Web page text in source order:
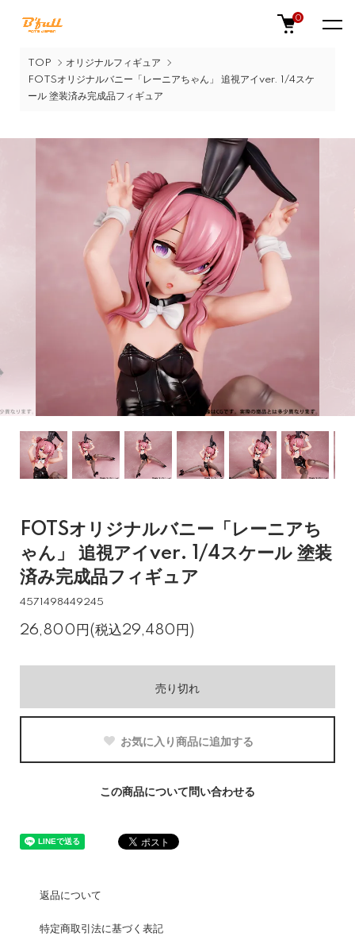
0
TOP
オリジナルフィギュア
FOTSオリジナルバニー「レーニアちゃん」 追視アイver. 1/4スケ
ール 塗装済み完成品フィギュア
FOTSオリジナルバニー「レーニアち
ゃん」 追視アイver. 1/4スケール 塗装
済み完成品フィギュア
4571498449245
26,800円(税込29,480円)
売り切れ
お気に入り商品に追加する
この商品について問い合わせる
返品について
特定商取引法に基づく表記